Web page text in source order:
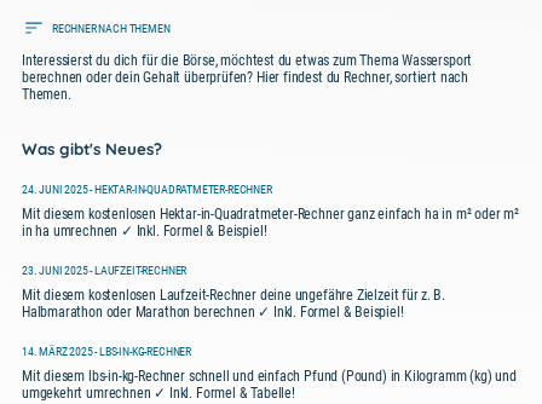
RECHNER NACH THEMEN
Interessierst du dich für die Börse, möchtest du etwas zum Thema Wassersport
berechnen oder dein Gehalt überprüfen? Hier findest du Rechner, sortiert nach
Themen.
Was gibt's Neues?
24. JUNI 2025 - HEKTAR-IN-QUADRATMETER-RECHNER
Mit diesem kostenlosen Hektar-in-Quadratmeter-Rechner ganz einfach ha in m² oder m²
in ha umrechnen ✓ Inkl. Formel & Beispiel!
23. JUNI 2025 - LAUFZEIT-RECHNER
Mit diesem kostenlosen Laufzeit-Rechner deine ungefähre Zielzeit für z. B.
Halbmarathon oder Marathon berechnen ✓ Inkl. Formel & Beispiel!
14. MÄRZ 2025 - LBS-IN-KG-RECHNER
Mit diesem lbs-in-kg-Rechner schnell und einfach Pfund (Pound) in Kilogramm (kg) und
umgekehrt umrechnen ✓ Inkl. Formel & Tabelle!